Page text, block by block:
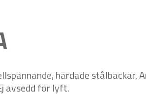
härdade stålbackar.
avsedd för lyft.